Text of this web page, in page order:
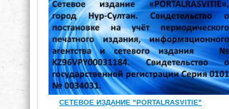
СЕТЕВОЕ ИЗДАНИЕ "PORTALRASVITIE"